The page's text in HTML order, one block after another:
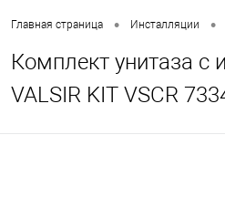
Главная страница • Инсталляции •
Комплект унитаза с
VALSIR KIT VSCR